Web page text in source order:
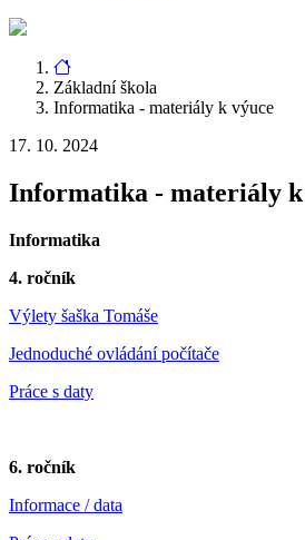
Základní škola
Informatika - materiály k výuce
17. 10. 2024
Informatika - materiály k
Informatika
4. ročník
Výlety šaška Tomáše
Jednoduché ovládání počítače
Práce s daty
6. ročník
Informace / data